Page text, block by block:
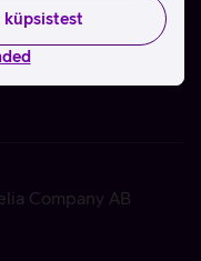
küpsistest
Company AB